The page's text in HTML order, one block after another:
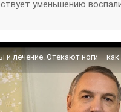
уменьшению
лечение. Отекают ноги – как